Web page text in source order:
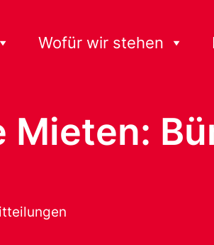
Wofür wir stehen
Mieten: